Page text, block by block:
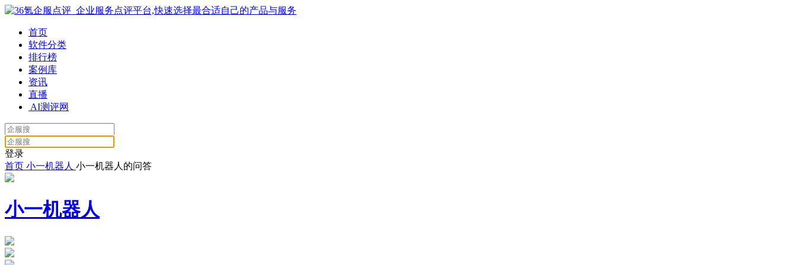
首页
软件分类
排行榜
案例库
资讯
直播
AI测评网
登录
首页 小一机器人 小一机器人的问答
小一机器人